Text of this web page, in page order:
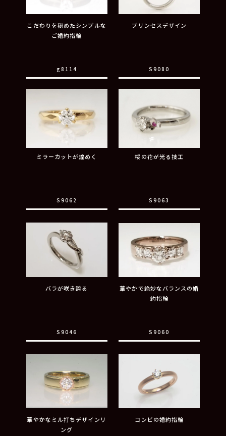
こだわりを秘めたシンプルな
ご婚約指輪
g8114
プリンセスデザイン
S9080
ミラーカットが煌めく
S9062
桜の花が光る技工
S9063
バラが咲き誇る
S9046
華やかで絶妙なバランスの婚
約指輪
S9060
華やかなミル打ちデザインリ
ング
コンビの婚約指輪